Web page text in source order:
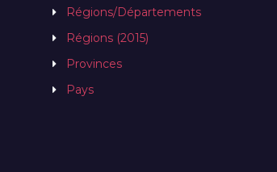
Régions/Départements
Régions (2015)
Provinces
Pays